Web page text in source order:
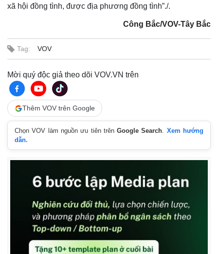
xã hội đồng tình, được địa phương đồng tình”./.
Công Bắc/VOV-Tây Bắc
Tag: VOV
Mời quý độc giả theo dõi VOV.VN trên
Thêm VOV trên Google
Chọn VOV làm nguồn ưu tiên trênGoogle Search. Xem hướng
dẫn.